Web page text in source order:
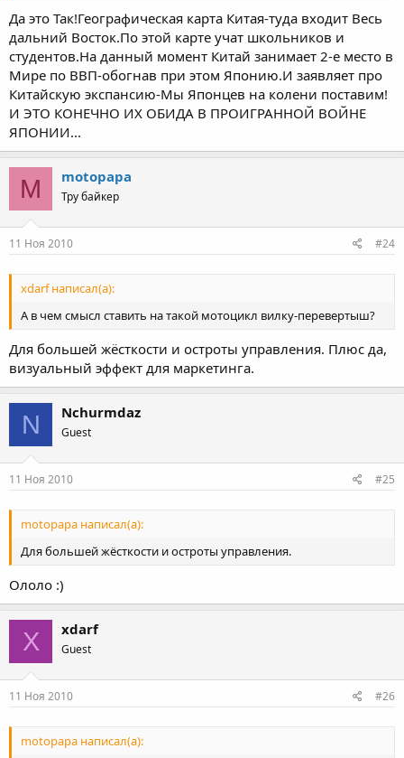
Да это Так!Географическая карта Китая-туда входит Весь
дальний Восток.По этой карте учат школьников и
студентов.На данный момент Китай занимает 2-е место в
Мире по ВВП-обогнав при этом Японию.И заявляет про
Китайскую экспансию-Мы Японцев на колени поставим!
И ЭТО КОНЕЧНО ИХ ОБИДА В ПРОИГРАННОЙ ВОЙНЕ
ЯПОНИИ...
M motopapa
Тру байкер
11 Ноя 2010 #24
xdarf написал(а):
А в чем смысл ставить на такой мотоцикл вилку-перевертыш?
Для большей жёсткости и остроты управления. Плюс да,
визуальный эффект для маркетинга.
N Nchurmdaz
Guest
11 Ноя 2010 #25
motopapa написал(а):
Для большей жёсткости и остроты управления.
Ололо :)
X xdarf
Guest
11 Ноя 2010 #26
motopapa написал(а):